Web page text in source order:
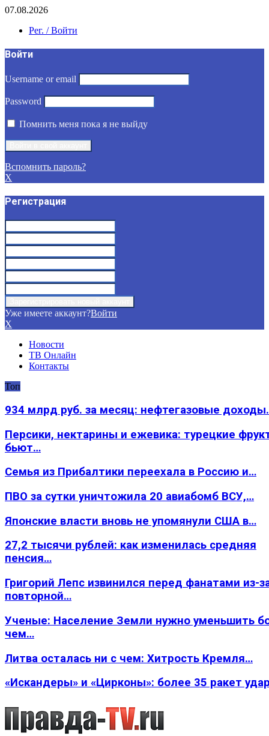
07.08.2026
Рег. / Войти
Войти
Username or email
Password
Помнить меня пока я не выйду
Вспомнить пароль?
X
Регистрация
Уже имеете аккаунт?Войти
X
Новости
ТВ Онлайн
Контакты
Топ
934 млрд руб. за месяц: нефтегазовые
Персики, нектарины и ежевика: турецкие
бьют…
Семья из Прибалтики переехала в Россию и…
ПВО за сутки уничтожила 20 авиабомб ВСУ,…
Японские власти вновь не упомянули США в…
27,2 тысячи рублей: как изменилась средняя
пенсия…
Григорий Лепс извинился перед фанатами из-
повторной…
Ученые: Население Земли нужно уменьшить
чем…
Литва осталась ни с чем: Хитрость Кремля…
«Искандеры» и «Цирконы»: более 35 ракет